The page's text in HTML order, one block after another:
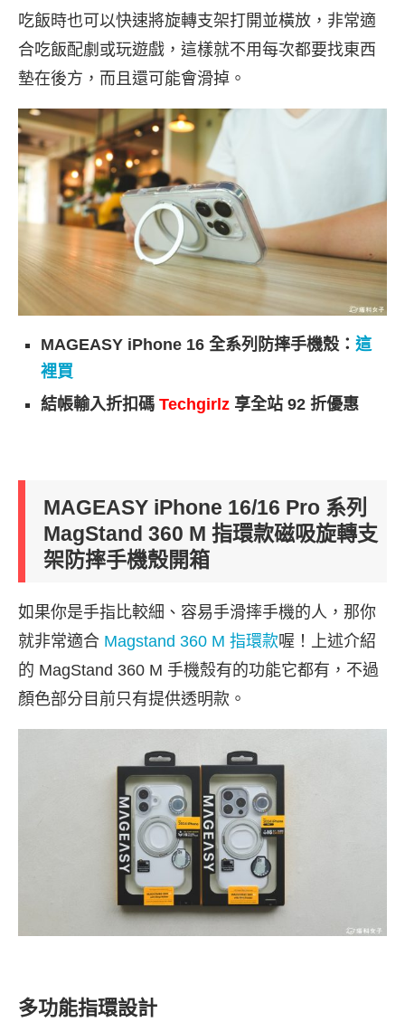
吃飯時也可以快速將旋轉支架打開並橫放，非常適
合吃飯配劇或玩遊戲，這樣就不用每次都要找東西
墊在後方，而且還可能會滑掉。
MAGEASY iPhone 16 全系列防摔手機殼： 這
裡買
結帳輸入折扣碼 Techgirlz 享全站 92 折優惠
MAGEASY iPhone 16/16 Pro 系列
MagStand 360 M 指環款磁吸旋轉支
架防摔手機殼開箱
如果你是手指比較細、容易手滑摔手機的人，那你
就非常適合 Magstand 360 M 指環款喔！上述介紹
的 MagStand 360 M 手機殼有的功能它都有，不過
顏色部分目前只有提供透明款。
多功能指環設計